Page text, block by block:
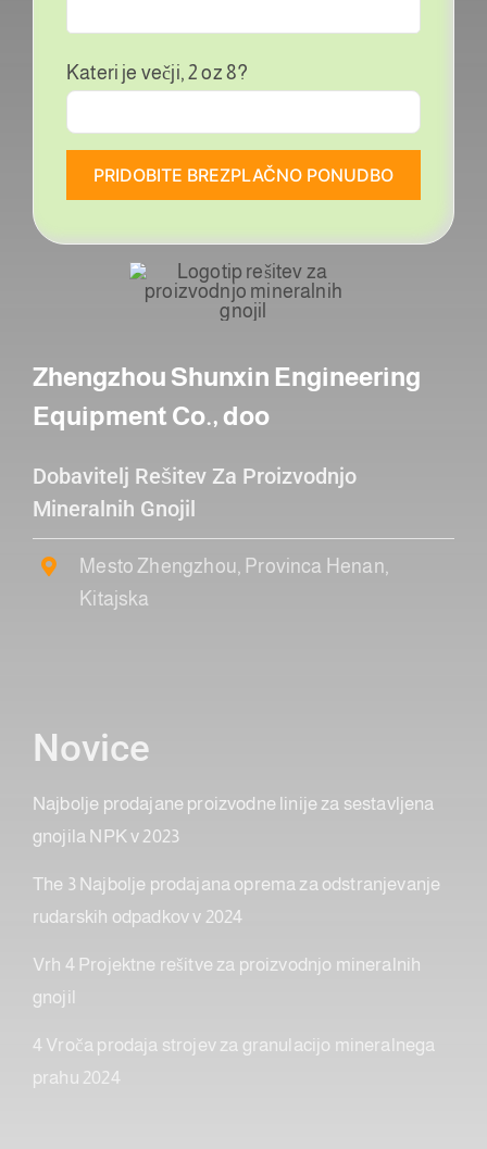
Kateri je večji, 2 oz 8?
Zhengzhou Shunxin Engineering
Equipment Co., doo
Dobavitelj Rešitev Za Proizvodnjo
Mineralnih Gnojil
Mesto Zhengzhou, Provinca Henan,
Kitajska
Novice
Najbolje prodajane proizvodne linije za sestavljena
gnojila NPK v 2023
The 3 Najbolje prodajana oprema za odstranjevanje
rudarskih odpadkov v 2024
Vrh 4 Projektne rešitve za proizvodnjo mineralnih
gnojil
4 Vroča prodaja strojev za granulacijo mineralnega
prahu 2024